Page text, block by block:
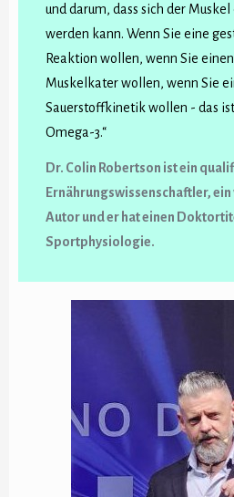
und darum, dass sich der
werden kann. Wenn Sie eine
Reaktion wollen, wenn Sie
Muskelkater wollen, wenn Sie
Sauerstoffkinetik wollen - das
Omega-3.“
Dr. Colin Robertson ist ein
Ernährungswissenschaftler,
Autor und er hat einen
Sportphysiologie.